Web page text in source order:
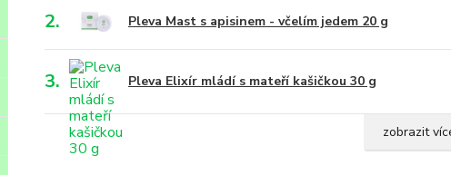
2. Pleva Mast s apisinem - včelím jedem 20 g
3. Pleva Elixír mládí s mateří kašičkou 30 g
zobrazit